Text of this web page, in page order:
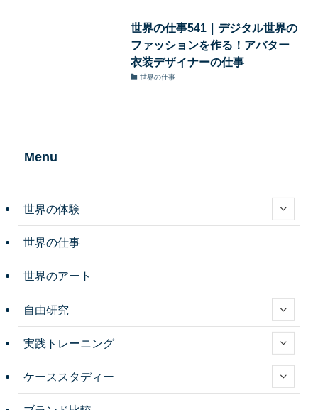
世界の仕事541｜デジタル世界の
ファッションを作る！アバター
衣装デザイナーの仕事
世界の仕事
Menu
世界の体験
世界の仕事
世界のアート
自由研究
実践トレーニング
ケーススタディー